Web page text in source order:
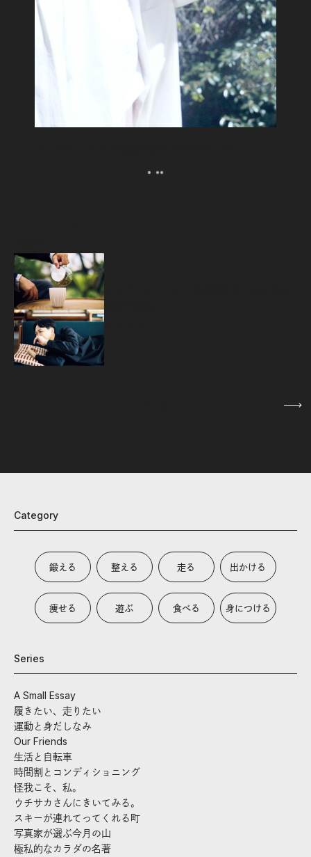
Category
鍛える 整える 走る 出かける
痩せる 遊ぶ 食べる 身につける
Series
A Small Essay
履きたい、走りたい
運動と身だしなみ
Our Friends
生活と自転車
時間割とコンディショニング
怪我こそ、私。
ウチサカさんにきいてみる。
スキーが連れてってくれる町
写真家が選ぶ今月の山
極私的なカラダの名著